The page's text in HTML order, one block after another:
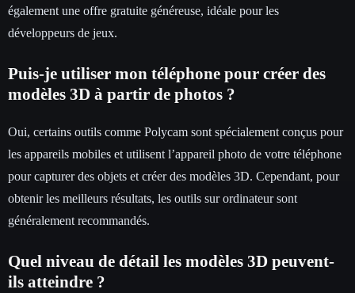
également une offre gratuite généreuse, idéale pour les
développeurs de jeux.
Puis-je utiliser mon téléphone pour créer des
modèles 3D à partir de photos ?
Oui, certains outils comme Polycam sont spécialement conçus pour
les appareils mobiles et utilisent l’appareil photo de votre téléphone
pour capturer des objets et créer des modèles 3D. Cependant, pour
obtenir les meilleurs résultats, les outils sur ordinateur sont
généralement recommandés.
Quel niveau de détail les modèles 3D peuvent-
ils atteindre ?